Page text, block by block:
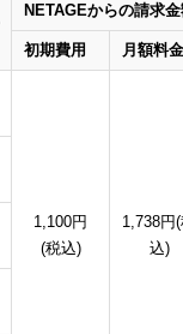
NETAGEからの請求
初期費用 月額料金
1,100円
(税込)
1,738円
込)